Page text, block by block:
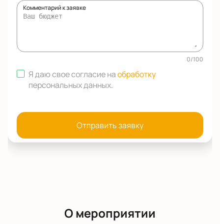
Комментарий к заявке
0/100
Я даю свое согласие наобработку
персональных данных.
Отправить заявку
О мероприятии